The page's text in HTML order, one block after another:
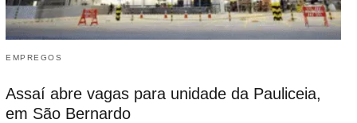
EMPREGOS
Assaí abre vagas para unidade da Pauliceia,
em São Bernardo